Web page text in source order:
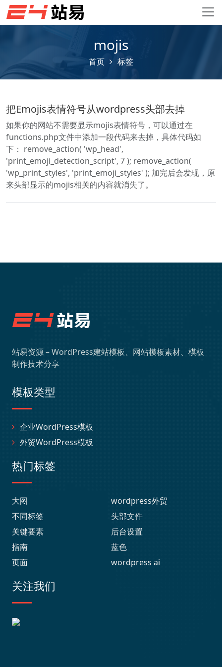
mojis
首页 标签
把Emojis表情符号从wordpress头部去掉
如果你的网站不需要显示mojis表情符号，可以通过在
functions.php文件中添加一段代码来去掉，具体代码如
下： remove_action( 'wp_head',
'print_emoji_detection_script', 7 ); remove_action(
'wp_print_styles', 'print_emoji_styles' ); 加完后会发现，原
来头部显示的mojis相关的内容就消失了。
站易资源 – WordPress建站模板、网站模板素材、模板
制作技术分享
模板类型
企业WordPress模板
外贸WordPress模板
热门标签
大图
wordpress外贸
不同标签
头部文件
关键要素
后台设置
指南
蓝色
页面
wordpress ai
关注我们